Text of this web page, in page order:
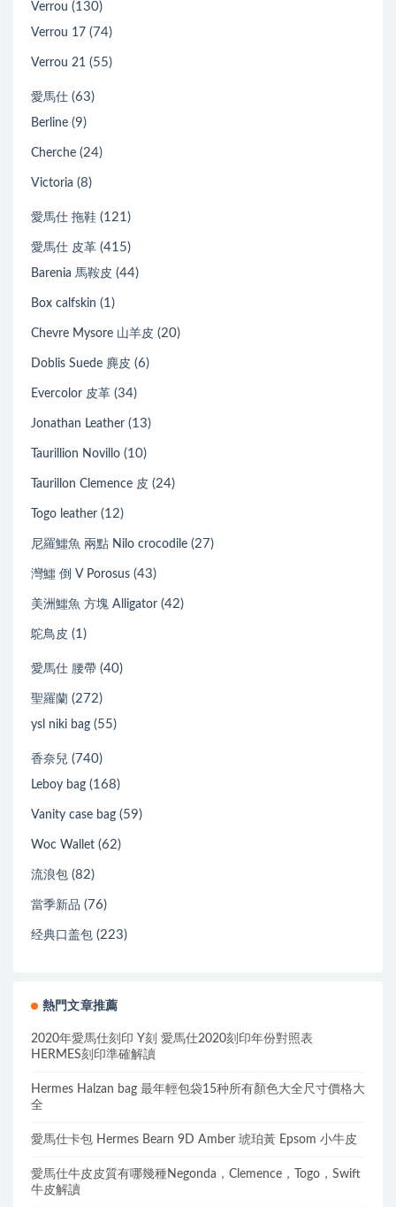
Verrou (130)
Verrou 17 (74)
Verrou 21 (55)
愛馬仕 (63)
Berline (9)
Cherche (24)
Victoria (8)
愛馬仕 拖鞋 (121)
愛馬仕 皮革 (415)
Barenia 馬鞍皮 (44)
Box calfskin (1)
Chevre Mysore 山羊皮 (20)
Doblis Suede 麂皮 (6)
Evercolor 皮革 (34)
Jonathan Leather (13)
Taurillion Novillo (10)
Taurillon Clemence 皮 (24)
Togo leather (12)
尼羅鱷魚 兩點 Nilo crocodile (27)
灣鱷 倒 V Porosus (43)
美洲鱷魚 方塊 Alligator (42)
鴕鳥皮 (1)
愛馬仕 腰帶 (40)
聖羅蘭 (272)
ysl niki bag (55)
香奈兒 (740)
Leboy bag (168)
Vanity case bag (59)
Woc Wallet (62)
流浪包 (82)
當季新品 (76)
经典口盖包 (223)
熱門文章推薦
2020年愛馬仕刻印 Y刻 愛馬仕2020刻印年份對照表
HERMES刻印準確解讀
Hermes Halzan bag 最年輕包袋15种所有顏色大全尺寸價格大
全
愛馬仕卡包 Hermes Bearn 9D Amber 琥珀黃 Epsom 小牛皮
愛馬仕牛皮皮質有哪幾種Negonda，Clemence，Togo，Swift
牛皮解讀